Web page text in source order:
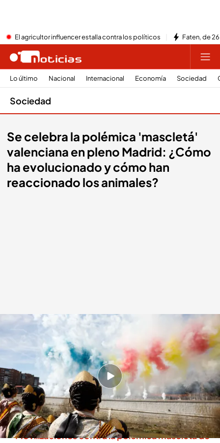
El agricultor influencer estalla contra los políticos Faten, de
Lo último Nacional Internacional Economía Sociedad
Sociedad
Se celebra la polémica 'mascletá'
valenciana en pleno Madrid: ¿Cómo
ha evolucionado y cómo han
reaccionado los animales?
Se celebra la polémica mascletá valenciana en pleno Madrid
Redacción digital Noticias Cuatro
18 FEB 2024 - 14:23h.
La polémica mascletá valenciana se ha
celebrado en pleno Madrid con miles de
asistentes y cientos de animales asustados
Movilizaciones contra la polémica mascletà de